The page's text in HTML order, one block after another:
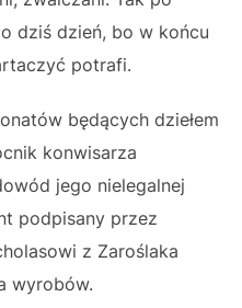
dziś dzień, bo w końcu
potrafi.
będących dziełem
konwisarza
jego nielegalnej
podpisany przez
z Zaroślaka
wyrobów.